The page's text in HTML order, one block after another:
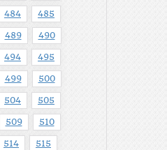
484 485
489 490
494 495
499 500
504 505
509 510
514 515